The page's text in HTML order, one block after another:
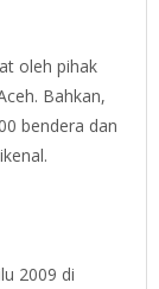
oleh pihak
Bahkan,
bendera dan
2009 di